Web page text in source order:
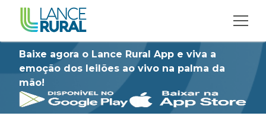
Baixe agora o Lance Rural App e viva a
emoção dos leilões ao vivo na palma da
mão!